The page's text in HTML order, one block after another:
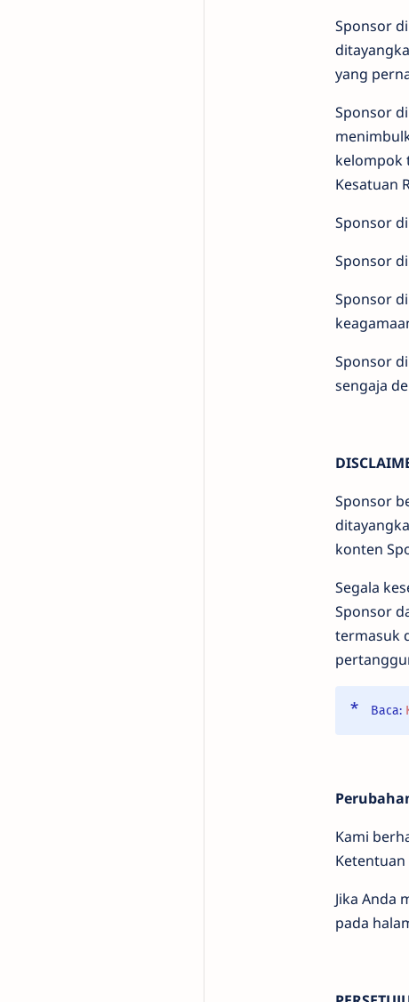
Sponsor
yang
Sponsor
kelompok
Kesatuan
Sponsor
Sponsor
Sponsor
Sponsor
sengaja
Sponsor
konten
Segala
Sponsor
termasuk
Baca:
Kami
Jika Anda
pada